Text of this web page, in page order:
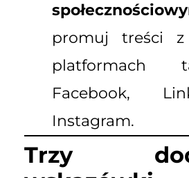
promuj treści
platformach
Facebook,
Instagram.
Trzy